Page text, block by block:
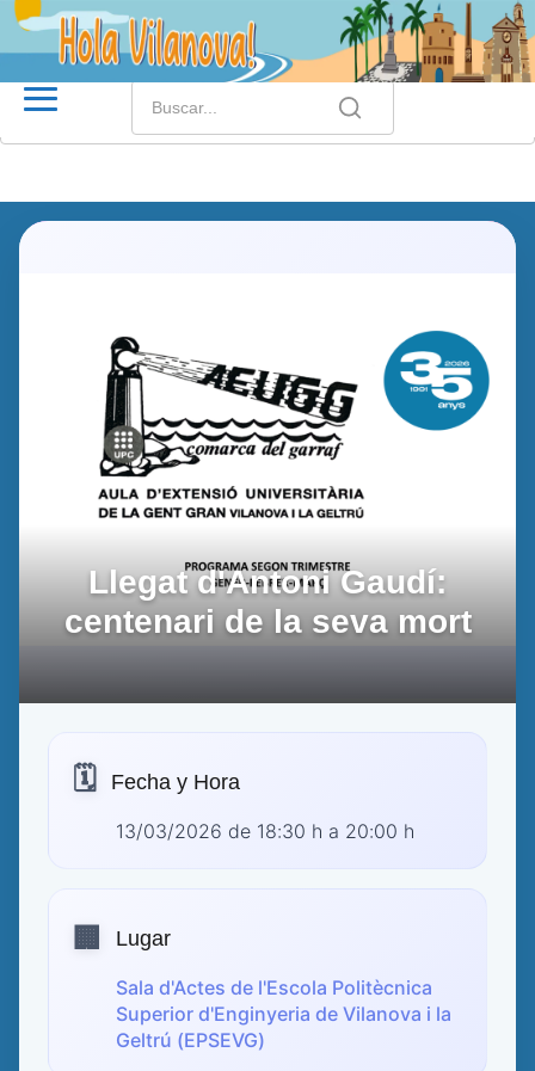
Llegat d'Antoni Gaudí:
centenari de la seva mort
🗓️ Fecha y Hora
13/03/2026 de 18:30 h a 20:00 h
🏢 Lugar
Sala d'Actes de l'Escola Politècnica
Superior d'Enginyeria de Vilanova i la
Geltrú (EPSEVG)